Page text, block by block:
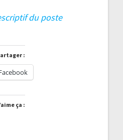
du poste
:
ça :